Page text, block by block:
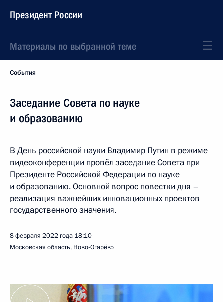
Президент России
Материалы по выбранной теме
События
Заседание Совета по науке
и образованию
В День российской науки Владимир Путин в режиме
видеоконференции провёл заседание Совета при
Президенте Российской Федерации по науке
и образованию. Основной вопрос повестки дня –
реализация важнейших инновационных проектов
государственного значения.
8 февраля 2022 года 18:10
Московская область, Ново-Огарёво